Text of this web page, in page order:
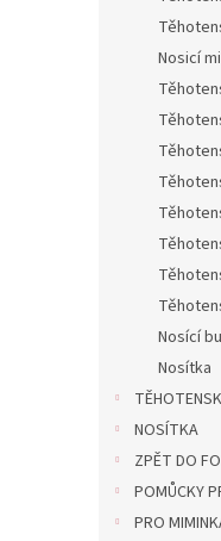
Nosicí
Nosící
Nosítka
NOSÍTKA
ZPĚT DO
POMŮCKY
PRO